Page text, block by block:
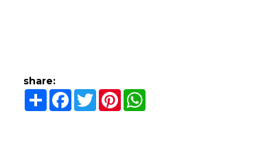
share:
ShareFacebook
TwitterPinterestWhatsApp